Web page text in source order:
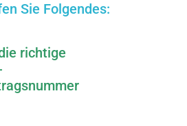
Sie Folgendes:
richtige